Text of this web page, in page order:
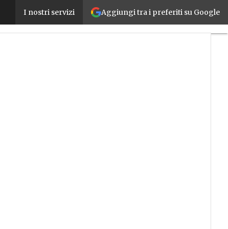
Aggiungi tra i preferiti su Google
I nostri servizi
Transizione 4.0, ecco le nuove super-aliquote